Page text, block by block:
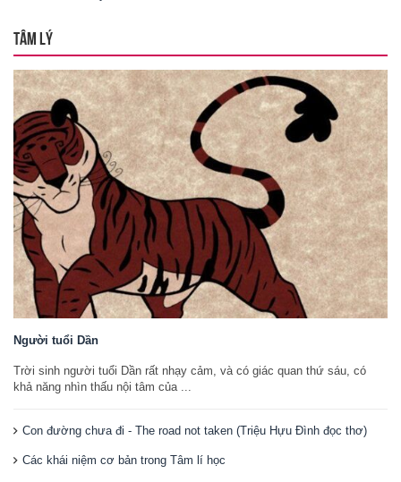
TÂM LÝ
Người tuổi Dần
Trời sinh người tuổi Dần rất nhạy cảm, và có giác quan thứ sáu, có
khả năng nhìn thấu nội tâm của ...
Con đường chưa đi - The road not taken (Triệu Hựu Đình đọc thơ)
Các khái niệm cơ bản trong Tâm lí học